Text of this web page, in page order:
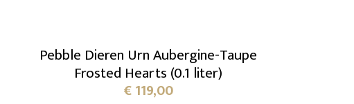
Pebble Dieren Urn Aubergine-Taupe
Frosted Hearts (0.1 liter)
€119,00